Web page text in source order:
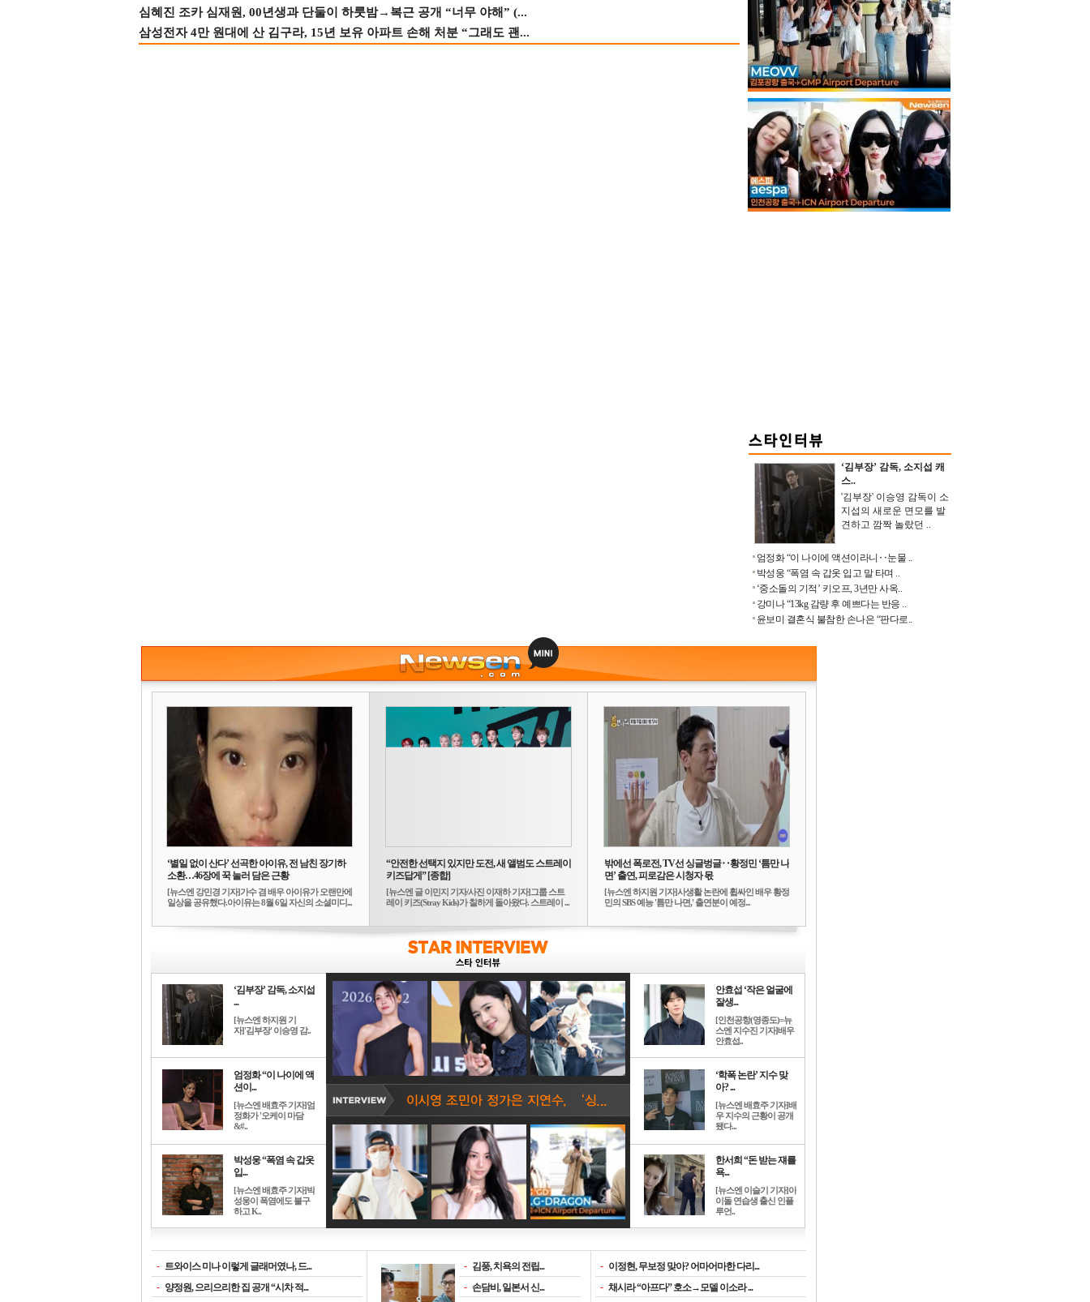
심혜진 조카 심재원, 00년생과 단둘이 하룻밤→복근 공개 “너무 야해” (...
삼성전자 4만 원대에 산 김구라, 15년 보유 아파트 손해 처분 “그래도 괜...
‘김부장’ 감독, 소지섭 캐
스..
'김부장' 이승영 감독이 소
지섭의 새로운 면모를 발
견하고 깜짝 놀랐던 ..
엄정화 “이 나이에 액션이라니‥눈물 ..
박성웅 “폭염 속 갑옷 입고 말 타며 ..
‘중소돌의 기적’ 키오프, 3년만 사옥..
강미나 “13kg 감량 후 예쁘다는 반응 ..
윤보미 결혼식 불참한 손나은 “판다로..
‘별일 없이 산다’ 선곡한 아이유, 전 남친 장기하
소환…46장에 꾹 눌러 담은 근황
[뉴스엔 강민경 기자]가수 겸 배우 아이유가 오랜만에
일상을 공유했다.아이유는 8월 6일 자신의 소셜미디...
“안전한 선택지 있지만 도전, 새 앨범도 스트레이
키즈답게” [종합]
[뉴스엔 글 이민지 기자/사진 이재하 기자]그룹 스트
레이 키즈(Stray Kids)가 칠하게 돌아왔다. 스트레이 ...
밖에선 폭로전, TV선 싱글벙글‥황정민 ‘틈만 나
면’ 출연, 피로감은 시청자 몫
[뉴스엔 하지원 기자]사생활 논란에 휩싸인 배우 황정
민의 SBS 예능 '틈만 나면,' 출연분이 예정...
‘김부장’ 감독, 소지섭
...
[뉴스엔 하지원 기
자]'김부장' 이승영 감..
엄정화 “이 나이에 액
션이...
[뉴스엔 배효주 기자]엄
정화가 '오케이 마담
&#..
박성웅 “폭염 속 갑옷
입...
[뉴스엔 배효주 기자]박
성웅이 폭염에도 불구
하고 K..
안효섭 ‘작은 얼굴에
잘생...
[인천공항(영종도)=뉴
스엔 지수진 기자]배우
안효섭..
‘학폭 논란’ 지수 맞
아? ...
[뉴스엔 배효주 기자]배
우 지수의 근황이 공개
됐다...
한서희 “돈 받는 쟤를
욕...
[뉴스엔 이슬기 기자]아
이돌 연습생 출신 인플
루언..
- 트와이스 미나 이렇게 글래머였나, 드...
- 양정원, 으리으리한 집 공개 “시차 적...
- 김풍, 치욕의 전립...
- 손담비, 일본서 신...
- 이정현, 무보정 맞아? 어마어마한 다리...
- 채시라 “아프다” 호소→모델 이소라 ...